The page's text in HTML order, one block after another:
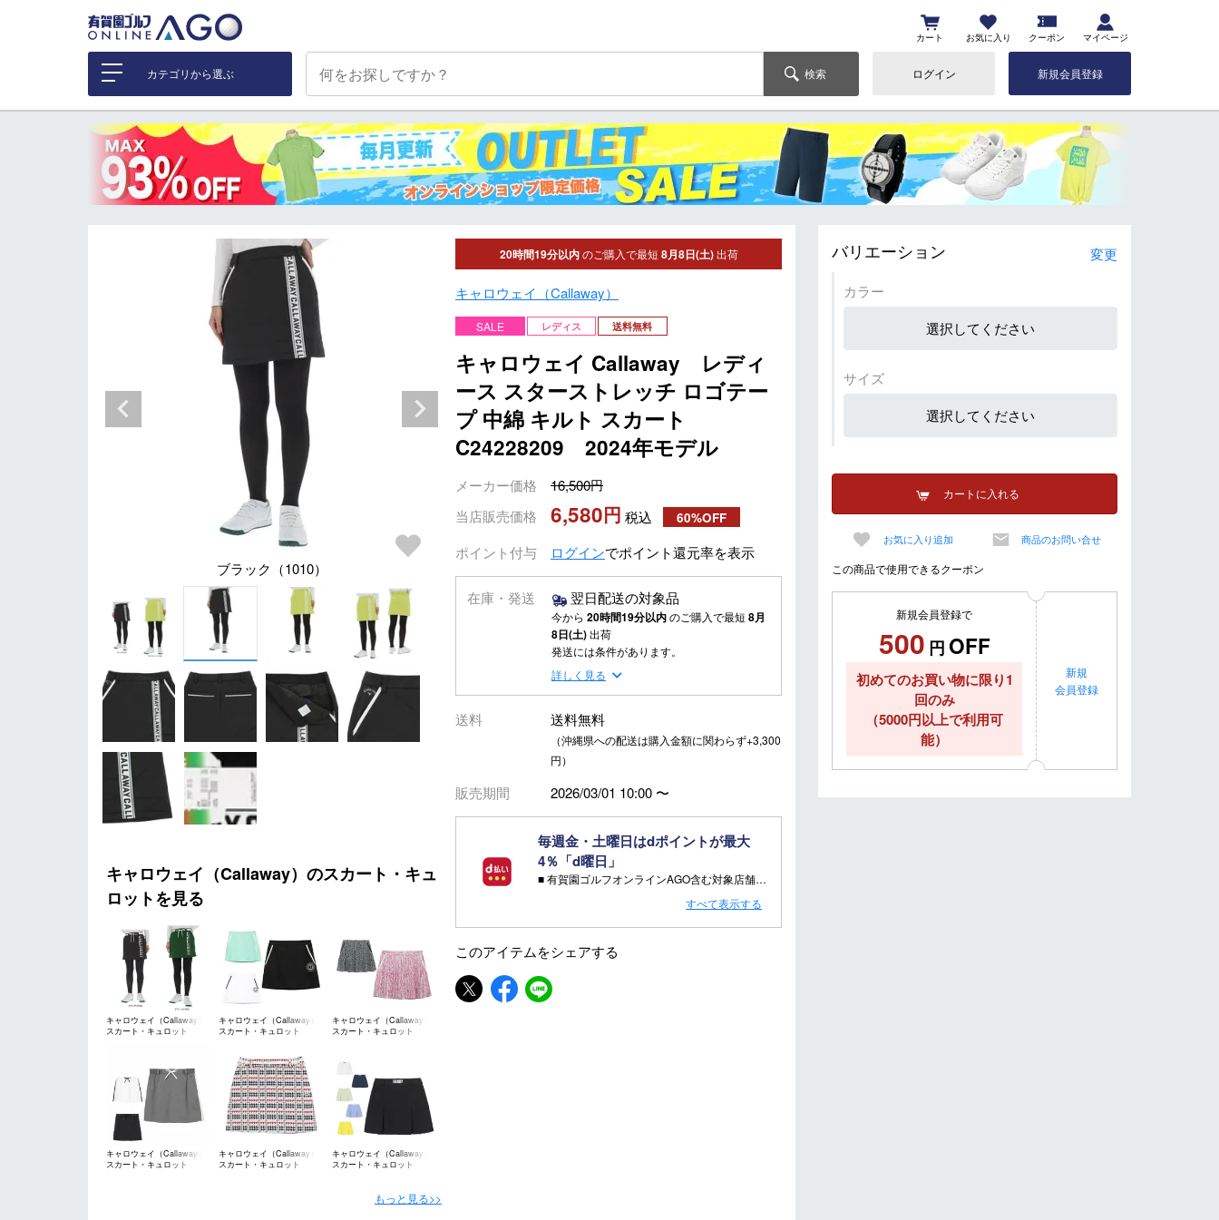
カート お気に入り クーポン マイページ
カテゴリから選ぶ 検索 ログイン 新規会員登録
ブラック（1010）
キャロウェイ（Callaway）のスカート・キュ
ロットを見る
キャロウェイ（Callaway）
スカート・キュロット
キャロウェイ（Callaway）
スカート・キュロット
キャロウェイ（Callaway）
スカート・キュロット
キャロウェイ（Callaway）
スカート・キュロット
キャロウェイ（Callaway）
スカート・キュロット
キャロウェイ（Callaway）
スカート・キュロット
もっと見る>>
20時間19分以内 のご購入で最短 8月8日(土) 出荷
キャロウェイ（Callaway）
SALE レディス 送料無料
キャロウェイ Callaway レディ
ース スターストレッチ ロゴテー
プ 中綿 キルト スカート
C24228209 2024年モデル
メーカー価格
16,500
当店販売価格
6,580 税込 60%OFF
ポイント付与 ログインでポイント還元率を表示
在庫・発送 翌日配送の対象品
今から 20時間19分以内のご購入で最短 8月
8日(土)出荷
発送には条件があります。
詳しく見る
送料 送料無料
（沖縄県への配送は購入金額に関わらず+3,300
円）
販売期間 2026/03/01 10:00 〜
毎週金・土曜日はdポイントが最大
4％「d曜日」
■ 有賀園ゴルフオンラインAGO含む対象店舗で金・土曜日にd支払いをすると
■ キャンペーン期間：毎週 金・土曜日 AM 0:00 - PM 23:59
注意事項：
・有賀園ゴルフ実店舗での開催はございません。
すべて表示する
このアイテムをシェアする
バリエーション
変更
カラー
選択してください
サイズ
選択してください
カートに入れる
お気に入り追加 商品のお問い合せ
この商品で使用できるクーポン
新規会員登録で
500 円 OFF
初めてのお買い物に限り1
回のみ
（5000円以上で利用可
能）
新規
会員登録